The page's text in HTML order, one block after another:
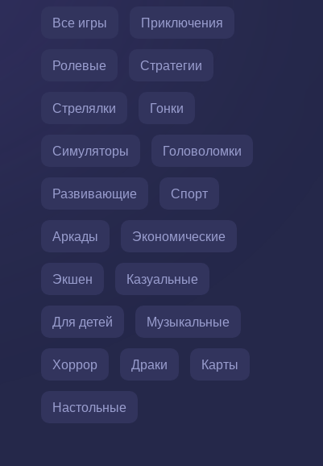
Все игры Приключения
Ролевые Стратегии
Стрелялки Гонки
Симуляторы Головоломки
Развивающие Спорт
Аркады Экономические
Экшен Казуальные
Для детей Музыкальные
Хоррор Драки Карты
Настольные